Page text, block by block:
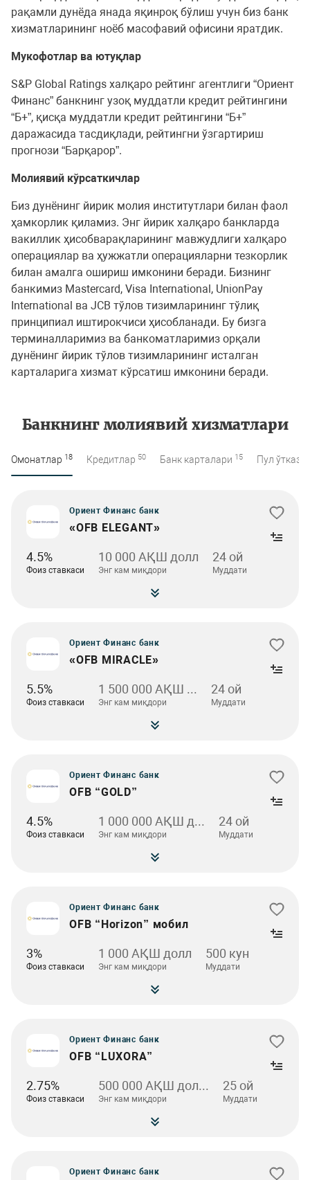
рақамли дунёда янада яқинроқ бўлиш учун биз банк
хизматларининг ноёб масофавий офисини яратдик.
Мукофотлар ва ютуқлар
S&P Global Ratings халқаро рейтинг агентлиги “Ориент
Финанс” банкнинг узоқ муддатли кредит рейтингини
“Б+”, қисқа муддатли кредит рейтингини “Б+”
даражасида тасдиқлади, рейтингни ўзгартириш
прогнози “Барқарор”.
Молиявий кўрсаткичлар
Биз дунёнинг йирик молия институтлари билан фаол
ҳамкорлик қиламиз. Энг йирик халқаро банкларда
вакиллик ҳисобварақларининг мавжудлиги халқаро
операциялар ва ҳужжатли операцияларни тезкорлик
билан амалга ошириш имконини беради. Бизнинг
банкимиз Mastercard, Visa International, UnionPay
International ва JCB тўлов тизимларининг тўлиқ
принципиал иштирокчиси ҳисобланади. Бу бизга
терминалларимиз ва банкоматларимиз орқали
дунёнинг йирик тўлов тизимларининг исталган
карталарига хизмат кўрсатиш имконини беради.
Банкнинг молиявий хизматлари
Омонатлар 18 Кредитлар 50 Банк карталари 15 Пул
Ориент Финанс банк
«OFB ELEGANT»
4.5%
Фоиз ставкаси
10 000 АҚШ долл
Энг кам миқдори
24 ой
Муддати
Ориент Финанс банк
«OFB MIRACLE»
5.5%
Фоиз ставкаси
1 500 000 АҚШ ...
Энг кам миқдори
24 ой
Муддати
Ориент Финанс банк
OFB “GOLD”
4.5%
Фоиз ставкаси
1 000 000 АҚШ д...
Энг кам миқдори
24 ой
Муддати
Ориент Финанс банк
OFB “Horizon” мобил
3%
Фоиз ставкаси
1 000 АҚШ долл
Энг кам миқдори
500 кун
Муддати
Ориент Финанс банк
OFB “LUXORA”
2.75%
Фоиз ставкаси
500 000 АҚШ дол...
Энг кам миқдори
25 ой
Муддати
Ориент Финанс банк